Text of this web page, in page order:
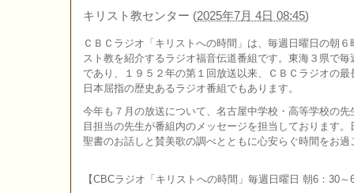
キリスト教センター (2025年7月 4日 08:45)
ＣＢＣラジオ「キリストへの時間」は、毎週日曜日の朝
スト教を紹介するラジオ福音伝道番組です。東海３県で
であり、１９５２年の第１回放送以来、ＣＢＣラジオの
日本屈指の歴史あるラジオ番組でもあります。
今年も７月の放送について、名古屋中学校・高等学校の
目担当の先生が番組内のメッセージを担当しております
聖書のお話しと賛美歌の調べとともに心安らぐ時間をお過
【CBCラジオ「キリストへの時間」毎週日曜日 朝6：30～